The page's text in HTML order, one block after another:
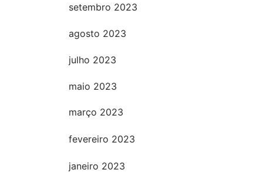
setembro 2023
agosto 2023
julho 2023
maio 2023
março 2023
fevereiro 2023
janeiro 2023